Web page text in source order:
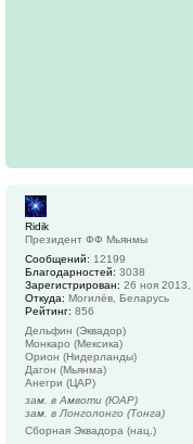
Ridik
Президент ФФ Мьянмы
Сообщений: 12199
Благодарностей: 3038
Зарегистрирован: 26 ноя 2013,
Откуда: Могилёв, Беларусь
Рейтинг: 856
Дельфин (Эквадор)
Монкаро (Мексика)
Орион (Нидерланды)
Дагон (Мьянма)
Анегри (ЦАР)
зам. в Амвоти (ЮАР)
зам. в Лонголонго (Тонга)
Сборная Эквадора (нац.)